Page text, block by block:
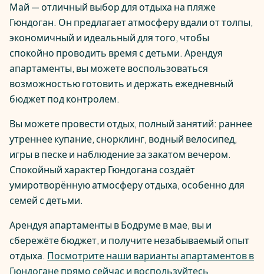
Май — отличный выбор для отдыха на пляже
Гюндоган. Он предлагает атмосферу вдали от толпы,
экономичный и идеальный для того, чтобы
спокойно проводить время с детьми. Арендуя
апартаменты, вы можете воспользоваться
возможностью готовить и держать ежедневный
бюджет под контролем.
Вы можете провести отдых, полный занятий: раннее
утреннее купание, снорклинг, водный велосипед,
игры в песке и наблюдение за закатом вечером.
Спокойный характер Гюндогана создаёт
умиротворённую атмосферу отдыха, особенно для
семей с детьми.
Арендуя апартаменты в Бодруме в мае, вы и
сбережёте бюджет, и получите незабываемый опыт
отдыха. Посмотрите наши варианты апартаментов в
Гюндогане прямо сейчас и воспользуйтесь